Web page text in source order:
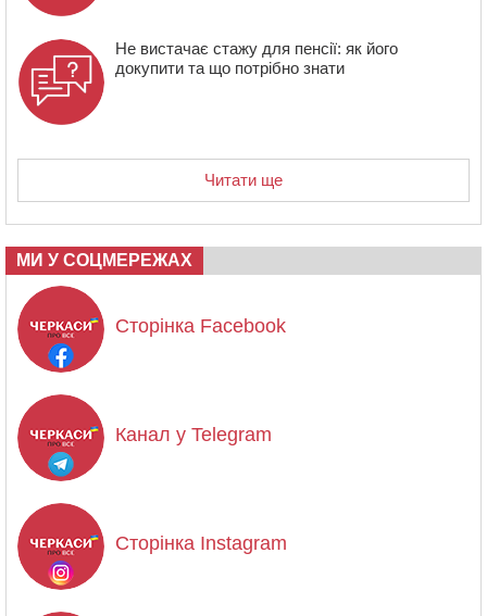
Не вистачає стажу для пенсії: як його
докупити та що потрібно знати
Читати ще
МИ У СОЦМЕРЕЖАХ
Сторінка Facebook
Канал у Telegram
Сторінка Instagram